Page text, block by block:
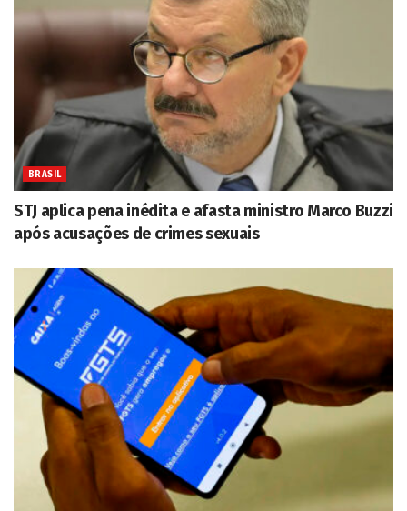
BRASIL
STJ aplica pena inédita e afasta ministro Marco Buzzi
após acusações de crimes sexuais